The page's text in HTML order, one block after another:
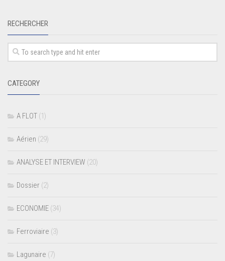
RECHERCHER
CATEGORY
A FLOT (1)
Aérien (29)
ANALYSE ET INTERVIEW (20)
Dossier (2)
ECONOMIE (34)
Ferroviaire (3)
Lagunaire (7)